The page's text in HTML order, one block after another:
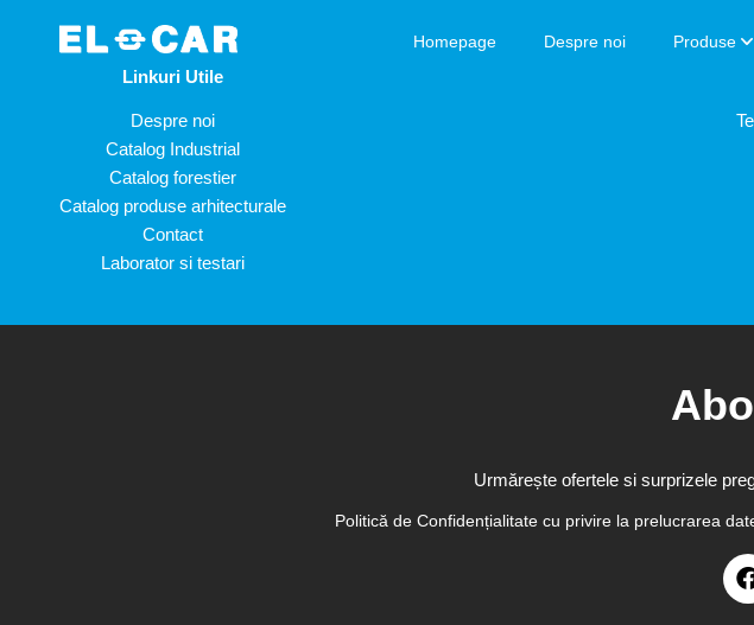
Homepage Despre noi Produse
Linkuri Utile
Despre noi
Catalog Industrial
Catalog forestier
Catalog produse arhitecturale
Contact
Laborator si testari
Urmărește ofertele si surprizele
Politică de Confidențialitate cu privire la prelucrarea